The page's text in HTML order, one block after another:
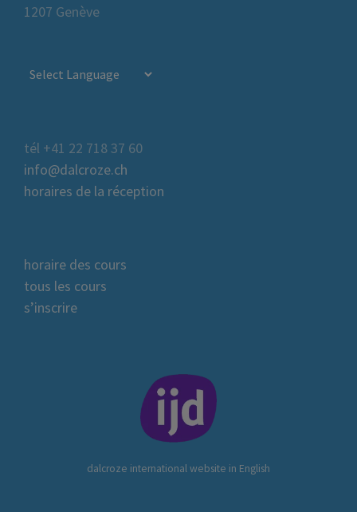
1207 Genève
tél +41 22 718 37 60
info@dalcroze.ch
horaires de la réception
horaire des cours
tous les cours
s’inscrire
dalcroze international website in English